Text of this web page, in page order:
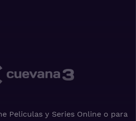
Peliculas y Series Online o para